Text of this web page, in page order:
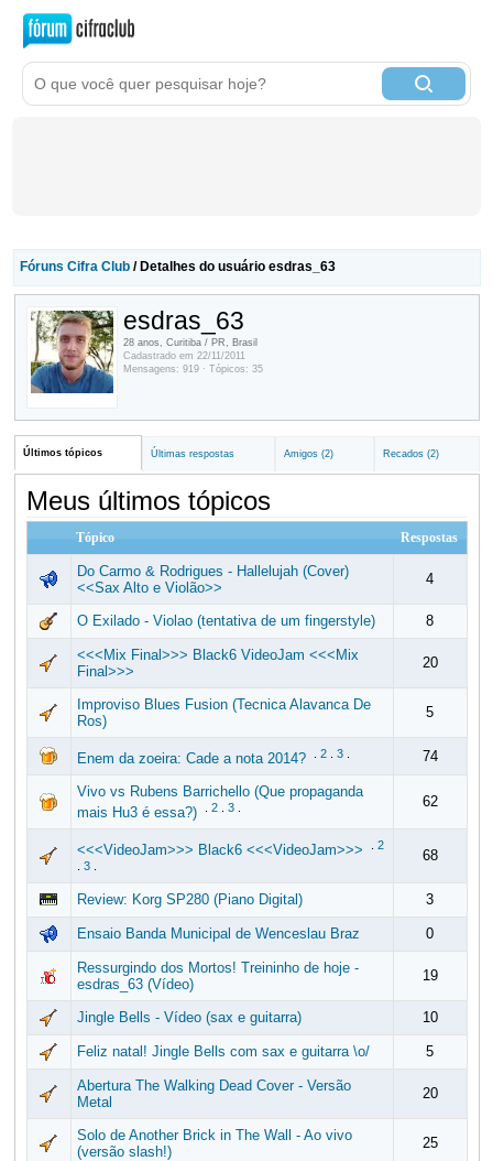
Fóruns Cifra Club/ Detalhes do usuário esdras_63
esdras_63
28 anos, Curitiba / PR, Brasil
Cadastrado em 22/11/2011
Mensagens: 919 · Tópicos: 35
Últimos tópicos Últimas respostas Amigos (2) Recados (2)
Meus últimos tópicos
Tópico Respostas
Do Carmo & Rodrigues - Hallelujah (Cover)
<<Sax Alto e Violão>>
4
O Exilado - Violao (tentativa de um fingerstyle) 8
<<<Mix Final>>> Black6 VideoJam <<<Mix
Final>>>
20
Improviso Blues Fusion (Tecnica Alavanca De
Ros)
5
Enem da zoeira: Cade a nota 2014? 2. 3. 74
Vivo vs Rubens Barrichello (Que propaganda
mais Hu3 é essa?)
2. 3. 62
<<<VideoJam>>> Black6 <<<VideoJam>>>
2
3.
68
Review: Korg SP280 (Piano Digital) 3
Ensaio Banda Municipal de Wenceslau Braz 0
Ressurgindo dos Mortos! Treininho de hoje -
esdras_63 (Vídeo)
19
Jingle Bells - Vídeo (sax e guitarra) 10
Feliz natal! Jingle Bells com sax e guitarra \o/ 5
Abertura The Walking Dead Cover - Versão
Metal
20
Solo de Another Brick in The Wall - Ao vivo
(versão slash!)
25